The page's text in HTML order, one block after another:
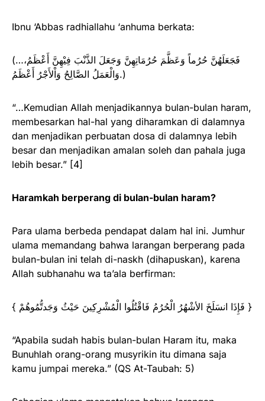
Ibnu ‘Abbas radhiallahu ‘anhuma berkata:
(…فَجَعَلَهُنَّ حُرُماً وَعَظَّمَ حُرُمَاتِهِنَّ وَجَعَلَ الذَّنْبَ فِيْهِنَّ أَعْظَمُ،
وَالْعَمَلُ الصَّالِحُ وَاْلأَجْرُ أَعْظَمُ.)
“…Kemudian Allah menjadikannya bulan-bulan haram,
membesarkan hal-hal yang diharamkan di dalamnya
dan menjadikan perbuatan dosa di dalamnya lebih
besar dan menjadikan amalan soleh dan pahala juga
lebih besar.” [4]
Haramkah berperang di bulan-bulan haram?
Para ulama berbeda pendapat dalam hal ini. Jumhur
ulama memandang bahwa larangan berperang pada
bulan-bulan ini telah di-naskh (dihapuskan), karena
Allah subhanahu wa ta’ala berfirman:
{ فَإِذَا انسَلَخَ الأشْهُرُ الْحُرُمُ فَاقْتُلُوا الْمُشْرِكِينَ حَيْثُ وَجَدتُّمُوهُمْ }
“Apabila sudah habis bulan-bulan Haram itu, maka
Bunuhlah orang-orang musyrikin itu dimana saja
kamu jumpai mereka.” (QS At-Taubah: 5)